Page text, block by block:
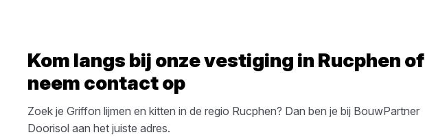
Kom langs bij onze vestiging in Rucphen of
neem contact op
Zoek je Griffon lijmen en kitten in de regio Rucphen? Dan ben je bij BouwPartner
Doorisol aan het juiste adres.